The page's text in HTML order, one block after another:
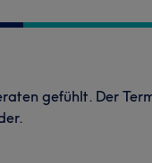
gefühlt. Der